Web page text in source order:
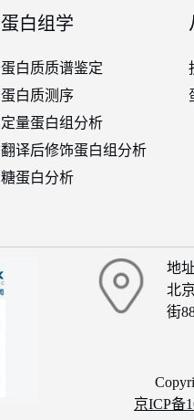
蛋白组学
蛋白质质谱鉴定
蛋白质测序
定量蛋白组分析
翻译后修饰蛋白组分析
糖蛋白分析
地
北
街
京ICP备